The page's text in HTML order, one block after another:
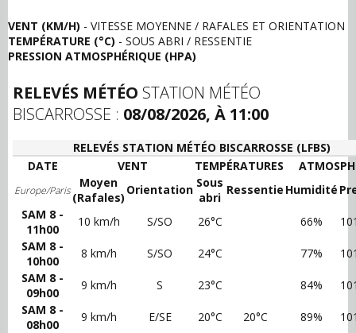
VENT (KM/H) - VITESSE MOYENNE / RAFALES ET ORIENTATION
TEMPÉRATURE (°C) - SOUS ABRI / RESSENTIE
PRESSION ATMOSPHÉRIQUE (HPA)
RELEVÉS MÉTÉO STATION MÉTÉO
BISCARROSSE : 08/08/2026, À 11:00
RELEVÉS STATION MÉTÉO BISCARROSSE (LFBS)
DATE
VENT TEMPÉRATURES
Europe/Paris
Moyen
(Rafales)
Orientation Sous
abri
Ressentie Humidité
SAM 8 -
11h00
10 km/h S/SO 26°C 66%
SAM 8 -
10h00
8 km/h S/SO 24°C 77%
SAM 8 -
09h00
9 km/h S 23°C 84%
SAM 8 -
08h00
9 km/h E/SE 20°C 20°C 89%